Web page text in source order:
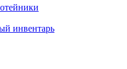
инвентарь